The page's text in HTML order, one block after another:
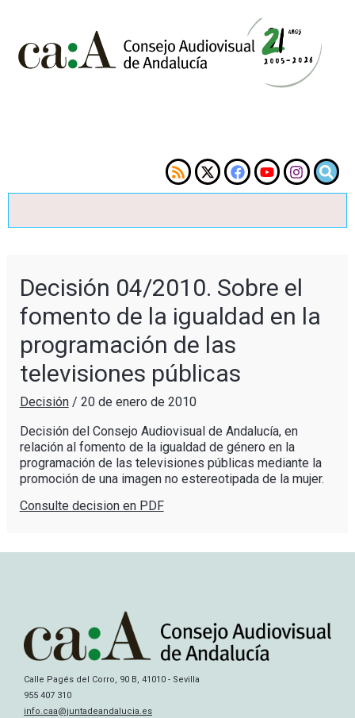
Decisión 04/2010. Sobre el
fomento de la igualdad en la
programación de las
televisiones públicas
Decisión/ 20 de enero de 2010
Decisión del Consejo Audiovisual de Andalucía, en
relación al fomento de la igualdad de género en la
programación de las televisiones públicas mediante la
promoción de una imagen no estereotipada de la mujer.
Consulte decision en PDF
Calle Pagés del Corro, 90 B, 41010 - Sevilla
955 407 310
info.caa@juntadeandalucia.es